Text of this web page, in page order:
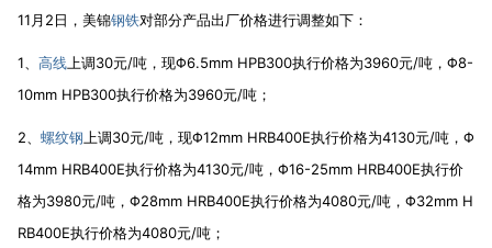
11月2日，美锦钢铁对部分产品出厂价格进行调整如下：
1、 高线 上调30元/吨，现Φ6.5mm HPB300执行价格为3960元/吨，Φ8-
10mm HPB300执行价格为3960元/吨；
2、 螺纹钢 上调30元/吨，现Φ12mm HRB400E执行价格为4130元/吨，Φ
14mm HRB400E执行价格为4130元/吨，Φ16-25mm HRB400E执行价
格为3980元/吨，Φ28mm HRB400E执行价格为4080元/吨，Φ32mm H
RB400E执行价格为4080元/吨；